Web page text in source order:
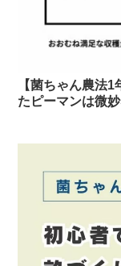
【菌ちゃん農法
たピーマンは微